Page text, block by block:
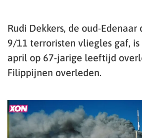
Rudi Dekkers, de oud-
9/11 terroristen vliegles gaf, is
april op 67-jarige leeftijd
Filippijnen overleden.